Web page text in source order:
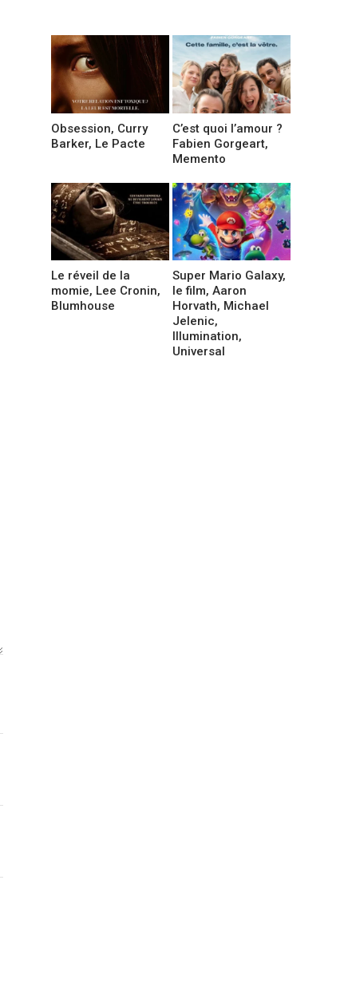
Obsession, Curry
Barker, Le Pacte
C’est quoi l’amour ?
Fabien Gorgeart,
Memento
Le réveil de la
momie, Lee Cronin,
Blumhouse
Super Mario Galaxy,
le film, Aaron
Horvath, Michael
Jelenic,
Illumination,
Universal